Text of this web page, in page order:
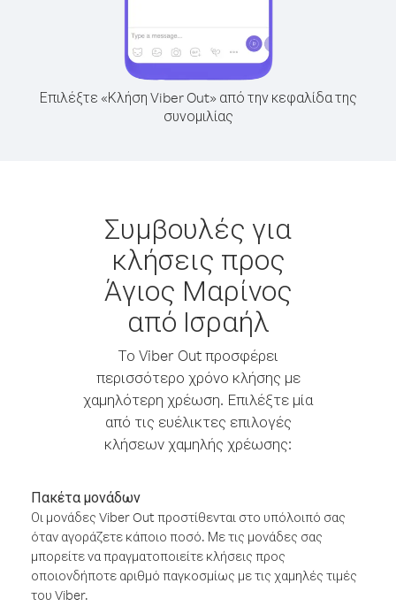
Επιλέξτε «Κλήση Viber Out» από την κεφαλίδα της
συνομιλίας
Συμβουλές για
κλήσεις προς
Άγιος Μαρίνος
από Ισραήλ
Το Viber Out προσφέρει
περισσότερο χρόνο κλήσης με
χαμηλότερη χρέωση. Επιλέξτε μία
από τις ευέλικτες επιλογές
κλήσεων χαμηλής χρέωσης:
Πακέτα μονάδων
Οι μονάδες Viber Out προστίθενται στο υπόλοιπό σας
όταν αγοράζετε κάποιο ποσό. Με τις μονάδες σας
μπορείτε να πραγματοποιείτε κλήσεις προς
οποιονδήποτε αριθμό παγκοσμίως με τις χαμηλές τιμές
του Viber.